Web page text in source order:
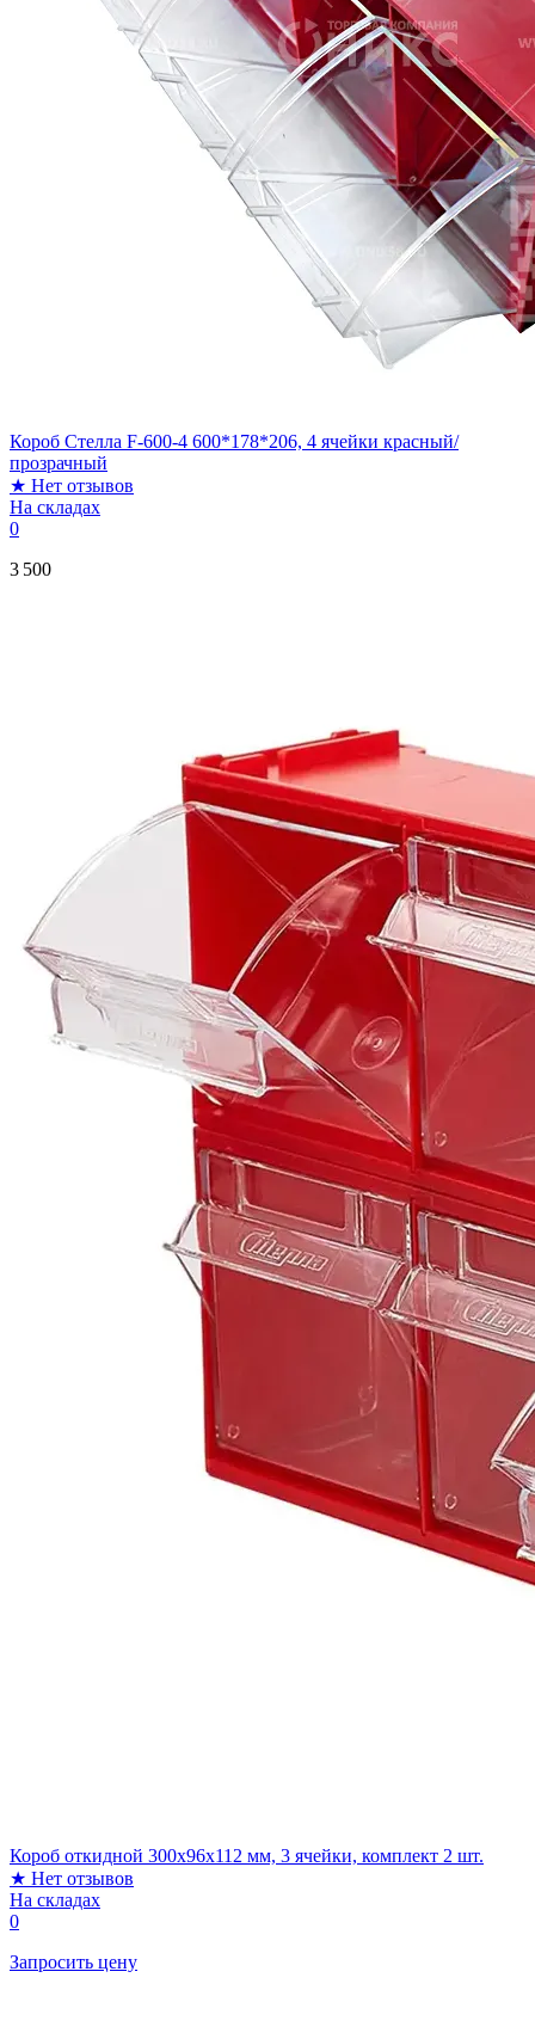
Короб Стелла F-600-4 600*178*206, 4 ячейки красный/
прозрачный
★ Нет отзывов
На складах
0
3 500
Короб откидной 300х96х112 мм, 3 ячейки, комплект 2 шт.
★ Нет отзывов
На складах
0
Запросить цену